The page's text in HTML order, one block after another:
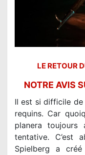
LE RETOUR
NOTRE AVIS
Il est si difficile de
requins. Car
planera toujours
tentative. C’est
Spielberg a